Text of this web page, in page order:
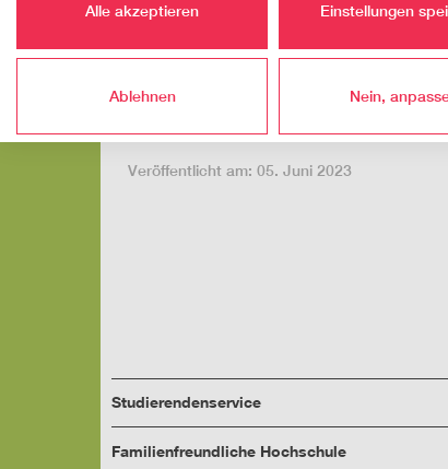
Das gesamte Vorgehen und die Ergebnisse
übergeben wird. Doch damit ist nicht
sogenannten Reallaboren durch
Priorisierung durch die Mitglieder des
Veröffentlicht am: 05. Juni 2023
Studierendenservice
Familienfreundliche Hochschule
Alle akzeptieren Einstellungen
Ablehnen Nein,